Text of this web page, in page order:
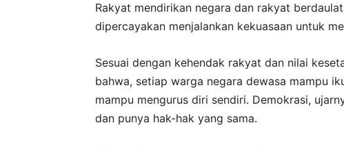
Rakyat mendirikan negara dan rakyat
dipercayakan menjalankan kekuasaan untuk
Sesuai dengan kehendak rakyat dan nilai
bahwa, setiap warga negara dewasa mampu
mampu mengurus diri sendiri. Demokrasi,
dan punya hak-hak yang sama.